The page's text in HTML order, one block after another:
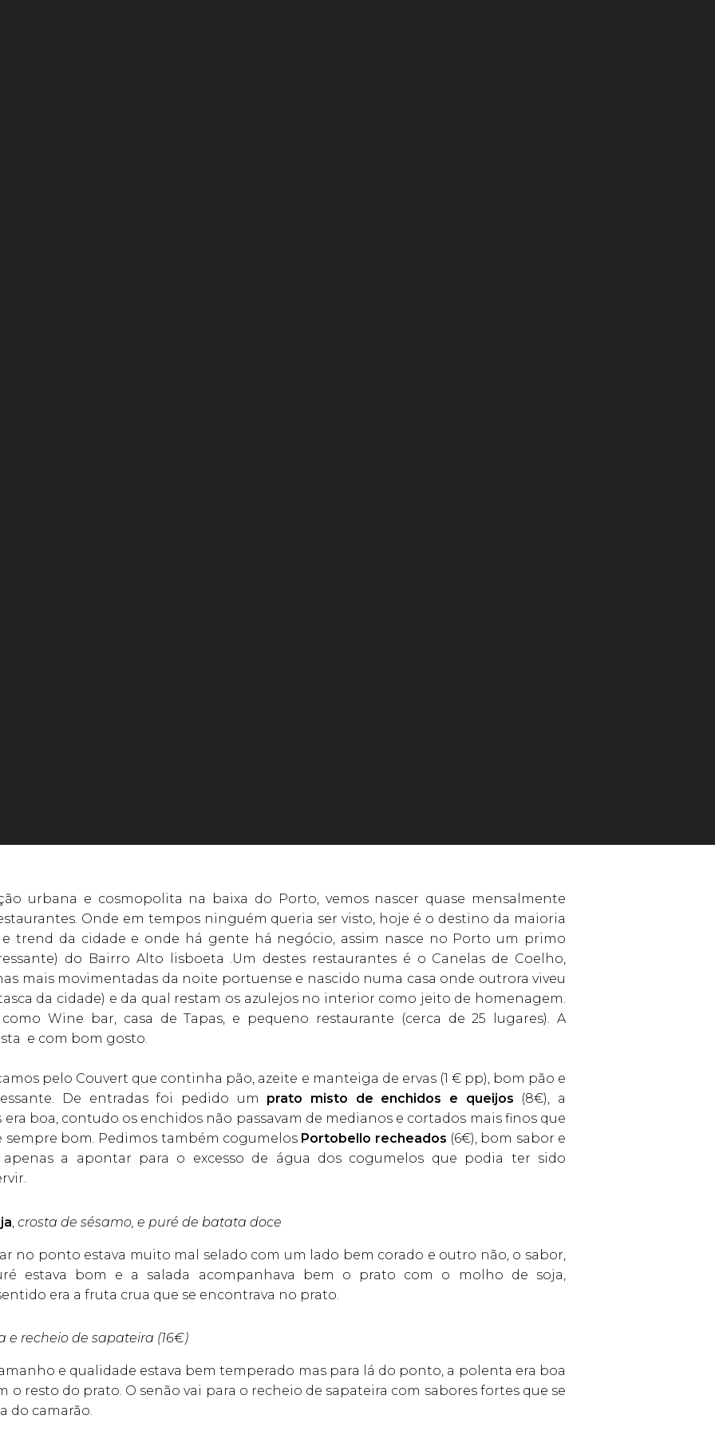
urbana e cosmopolita na baixa do Porto, vemos nascer quase mensalmente
Onde em tempos ninguém queria ser visto, hoje é o destino da maioria
trend da cidade e onde há gente há negócio, assim nasce no Porto um primo
do Bairro Alto lisboeta .Um destes restaurantes é o Canelas de Coelho,
mais movimentadas da noite portuense e nascido numa casa onde outrora viveu
da cidade) e da qual restam os azulejos no interior como jeito de homenagem.
Wine bar, casa de Tapas, e pequeno restaurante (cerca de 25 lugares). A
e com bom gosto.
pelo Couvert que continha pão, azeite e manteiga de ervas (1 € pp), bom pão e
De entradas foi pedido um prato misto de enchidos e queijos (8€), a
boa, contudo os enchidos não passavam de medianos e cortados mais finos que
sempre bom. Pedimos também cogumelos Portobello recheados (6€), bom sabor e
apenas a apontar para o excesso de água dos cogumelos que podia ter sido
crosta de sésamo, e puré de batata doce
no ponto estava muito mal selado com um lado bem corado e outro não, o sabor,
estava bom e a salada acompanhava bem o prato com o molho de soja,
era a fruta crua que se encontrava no prato.
e recheio de sapateira (16€)
e qualidade estava bem temperado mas para lá do ponto, a polenta era boa
o resto do prato. O senão vai para o recheio de sapateira com sabores fortes que se
do camarão.